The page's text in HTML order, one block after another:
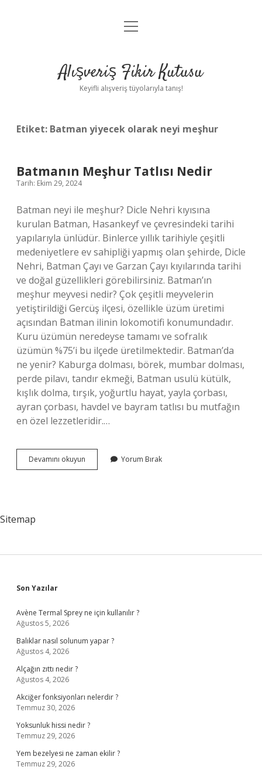
Anasayfa
Yasal Uyarı
menüyü
Alışveriş Fikir Kutusu
Keyifli alışveriş tüyolarıyla tanış!
Etiket: Batman yiyecek olarak neyi meşhur
Batmanın Meşhur Tatlısı Nedir
Tarih: Ekim 29, 2024
Batman neyi ile meşhur? Dicle Nehri kıyısına
kurulan Batman, Hasankeyf ve çevresindeki tarihi
yapılarıyla ünlüdür. Binlerce yıllık tarihiyle çeşitli
medeniyetlere ev sahipliği yapmış olan şehirde, Dicle
Nehri, Batman Çayı ve Garzan Çayı kıyılarında tarihi
ve doğal güzellikleri görebilirsiniz. Batman’ın
meşhur meyvesi nedir? Çok çeşitli meyvelerin
yetiştirildiği Gercüş ilçesi, özellikle üzüm üretimi
açısından Batman ilinin lokomotifi konumundadır.
Kuru üzümün neredeyse tamamı ve sofralık
üzümün %75’i bu ilçede üretilmektedir. Batman’da
ne yenir? Kaburga dolması, börek, mumbar dolması,
perde pilavı, tandır ekmeği, Batman usulü kütülk,
kışlık dolma, tırşık, yoğurtlu hayat, yayla çorbası,
ayran çorbası, havdel ve bayram tatlısı bu mutfağın
en özel lezzetleridir.…
Devamını okuyun Batmanın
Meşhur
Yorum Bırak
Sitemap
Sidebar
Son Yazılar
Avène Termal Sprey ne için kullanılır ?
Ağustos 5, 2026
Balıklar nasıl solunum yapar ?
Ağustos 4, 2026
Alçağın zıttı nedir ?
Ağustos 4, 2026
Akciğer fonksiyonları nelerdir ?
Temmuz 30, 2026
Yoksunluk hissi nedir ?
Temmuz 29, 2026
Yem bezelyesi ne zaman ekilir ?
Temmuz 29, 2026